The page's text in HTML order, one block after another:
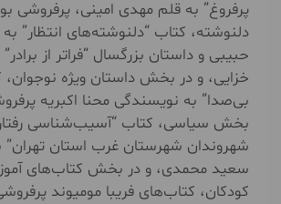
پرفروغ” به قلم مهدی امینی، پر‌فروشی
دلنوشته، کتاب “دلنوشته‌های انتظار”
حبیبی و داستان بزرگسال “فراتر از
خزایی، و در بخش داستان ویژه
بی‌صدا” به نویسندگی محنا اکبریه
بخش سیاسی، کتاب “آسیب‌شناسی رفتار
شهروندان شهرستان غرب استان تهران”
سعید محمدی، و در بخش کتاب‌های
کودکان، کتاب‌های فریبا مومیوند